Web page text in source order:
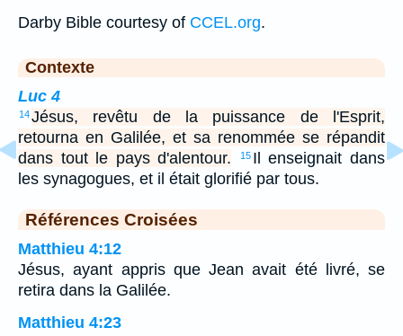
Darby Bible courtesy of CCEL.org.
Contexte
Luc 4
14Jésus, revêtu de la puissance de l'Esprit,
retourna en Galilée, et sa renommée se répandit
dans tout le pays d'alentour.
15 Il enseignait dans
les synagogues, et il était glorifié par tous.
Références Croisées
Matthieu 4:12
Jésus, ayant appris que Jean avait été livré, se
retira dans la Galilée.
Matthieu 4:23